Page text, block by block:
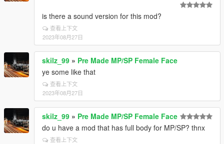
is there a sound version for this mod?
查看上下文
2023年08月27日
skilz_99 » Pre Made MP/SP Female Face
ye some like that
查看上下文
2023年08月27日
skilz_99 » Pre Made MP/SP Female Face
do u have a mod that has full body for MP/SP? thnx
查看上下文